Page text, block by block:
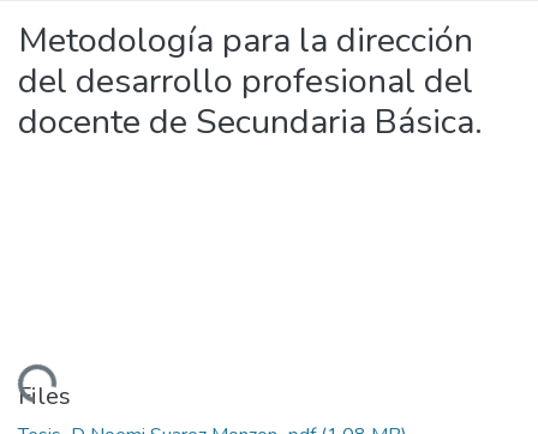
Metodología para la dirección
del desarrollo profesional del
docente de Secundaria Básica.
Files